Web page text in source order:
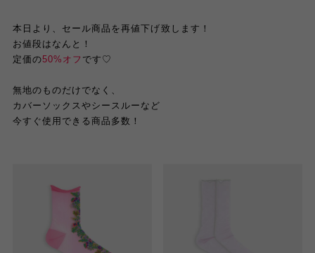
本日より、セール商品を再値下げ致します！
お値段はなんと！
定価の50%オフ です♡
無地のものだけでなく、
カバーソックスやシースルーなど
今すぐ使用できる商品多数！